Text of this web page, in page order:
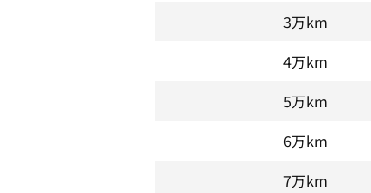
3万km
4万km
5万km
6万km
7万km